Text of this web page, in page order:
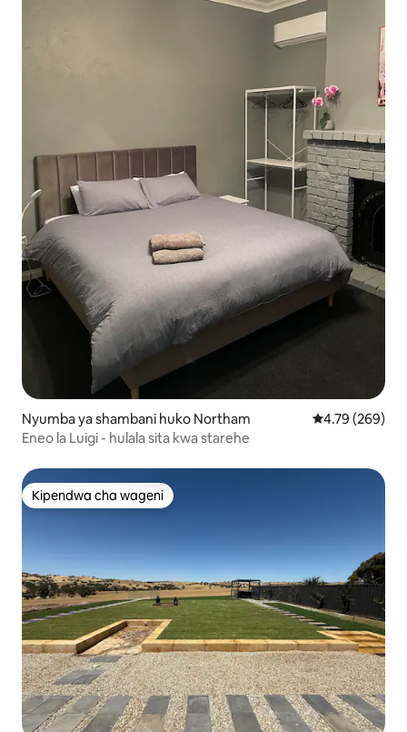
Nyumba ya shambani huko Northam Ukadiriaji wa
4.79 (269)
Eneo la Luigi - hulala sita kwa starehe
Kipendwa cha wageni
Kipendwa cha wageni